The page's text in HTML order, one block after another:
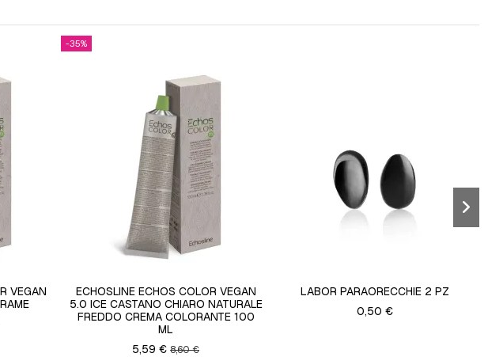
VEGAN
-35%
ECHOSLINE ECHOS COLOR VEGAN
5.0 ICE CASTANO CHIARO NATURALE
FREDDO CREMA COLORANTE 100
ML
5,59 €8,60 €
LABOR PARAORECCHIE 2 PZ
0,50 €